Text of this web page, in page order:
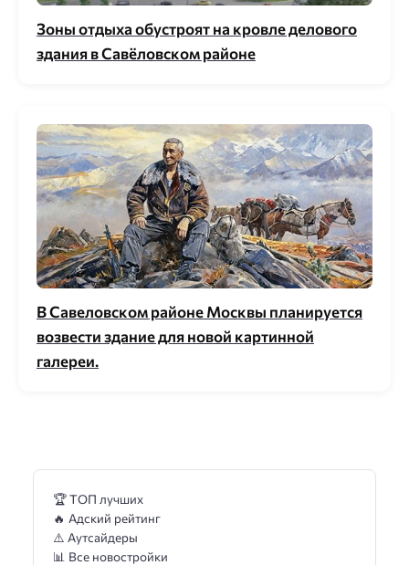
Зоны отдыха обустроят на кровле делового
здания в Савёловском районе
В Савеловском районе Москвы планируется
возвести здание для новой картинной
галереи.
🏆 ТОП лучших
🔥 Адский рейтинг
⚠️ Аутсайдеры
📊 Все новостройки